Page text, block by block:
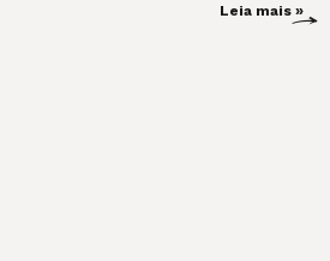
Leia mais »